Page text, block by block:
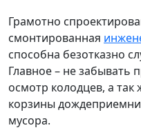
Грамотно
смонтированная
способна безотказно
Главное – не забывать
осмотр колодцев, а
корзины
мусора.